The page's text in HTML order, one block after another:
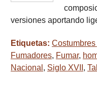
versiones aportando
Etiquetas:
Fumadores, Fumar,
Nacional , Siglo XVII ,